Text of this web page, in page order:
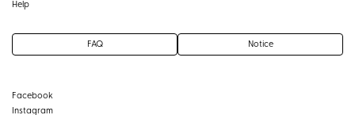
Help
FAQ Notice
Facebook
Instagram